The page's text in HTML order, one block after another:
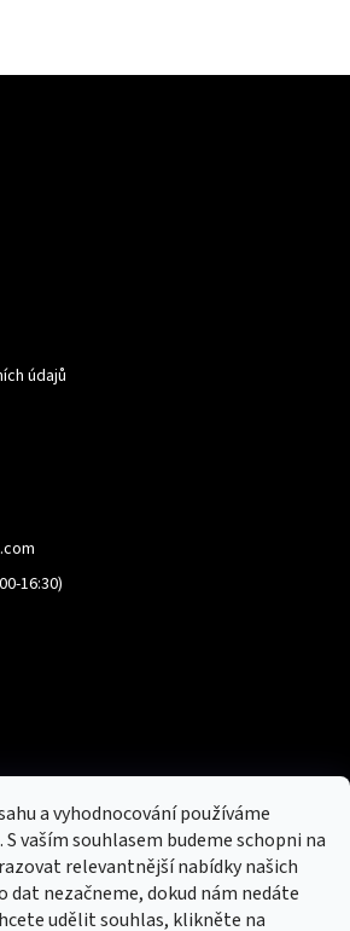
a vyhodnocování používáme
vaším souhlasem budeme schopni na
relevantnější nabídky našich
dat nezačneme, dokud nám nedáte
udělit souhlas, klikněte na
údajů
16:30)